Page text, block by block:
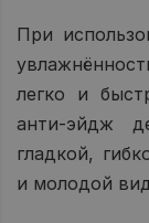
При
легко и
анти-эйдж
гладкой,
и молодой